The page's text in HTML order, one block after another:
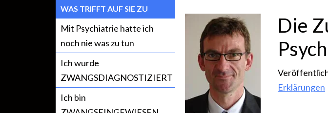
WAS TRIFFT AUF SIE ZU
Mit Psychiatrie hatte ich
noch nie was zu tun
Ich wurde
ZWANGSDIAGNOSTIZIERT
Ich bin
Die
Erklärungen